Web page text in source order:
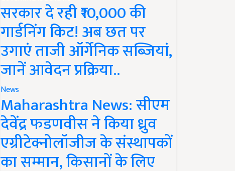
सरकार दे रही ₹10,000 की
गार्डनिंग किट! अब छत पर
उगाएं ताजी ऑर्गेनिक सब्जियां,
जानें आवेदन प्रक्रिया..
News
Maharashtra News: सीएम
देवेंद्र फडणवीस ने किया ध्रुव
एग्रीटेक्नोलॉजीज के संस्थापकों
का सम्मान, किसानों के लिए